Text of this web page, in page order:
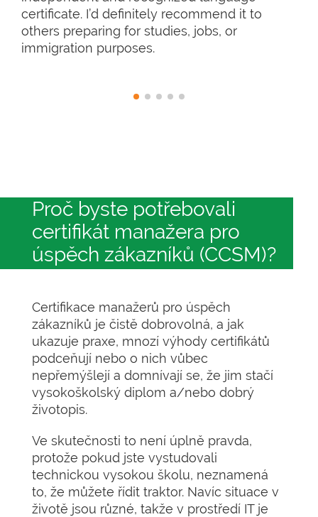
certificate. I’d definitely recommend it to
others preparing for studies, jobs, or
immigration purposes.
Proč byste potřebovali
certifikát manažera pro
úspěch zákazníků (CCSM)?
Certifikace manažerů pro úspěch
zákazníků je čistě dobrovolná, a jak
ukazuje praxe, mnozí výhody certifikátů
podceňují nebo o nich vůbec
nepřemýšlejí a domnívají se, že jim stačí
vysokoškolský diplom a/nebo dobrý
životopis.
Ve skutečnosti to není úplně pravda,
protože pokud jste vystudovali
technickou vysokou školu, neznamená
to, že můžete řídit traktor. Navíc situace v
životě jsou různé, takže v prostředí IT je